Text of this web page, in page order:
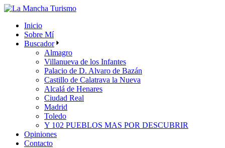
Skip
content
Inicio
Sobre Mí
Buscador
Almagro
Villanueva de los Infantes
Palacio de D. Alvaro de Bazán
Castillo de Calatrava la Nueva
Alcalá de Henares
Ciudad Real
Madrid
Toledo
Y 102 PUEBLOS MAS POR DESCUBRIR
Opiniones
Contacto